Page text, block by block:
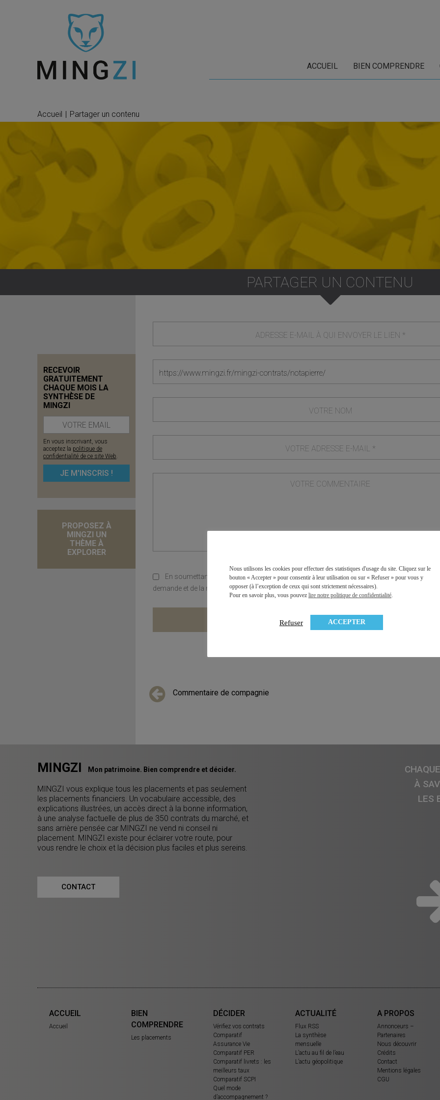
ACCUEIL BIEN COMPRENDRE
Accueil | Partager un contenu
PARTAGER UN CONTENU
En soumettant ce formulaire, j'accepte que les informations saisies soient exploitées
demande et de la relation commerciale qui peut en découler.Politique de confidentialité de ce
Commentaire de compagnie
RECEVOIR
GRATUITEMENT
CHAQUE MOIS LA
SYNTHÈSE DE
MINGZI
En vous inscrivant, vous
acceptez la politique de
confidentialité de ce site Web.
PROPOSEZ À
MINGZI UN
THÈME À
EXPLORER
MINGZI Mon patrimoine. Bien comprendre et décider.
MINGZI vous explique tous les placements et pas seulement
les placements financiers. Un vocabulaire accessible, des
explications illustrées, un accès direct à la bonne information,
à une analyse factuelle de plus de 350 contrats du marché, et
sans arrière pensée car MINGZI ne vend ni conseil ni
placement. MINGZI existe pour éclairer votre route, pour
vous rendre le choix et la décision plus faciles et plus sereins.
À
LES
CONTACT
ACCUEIL
Accueil
BIEN
COMPRENDRE
Les placements
DÉCIDER
Vérifiez vos contrats
Comparatif
Assurance Vie
Comparatif PER
Comparatif livrets : les
meilleurs taux
Comparatif SCPI
Quel mode
d’accompagnement ?
ACTUALITÉ
Flux RSS
La synthèse
mensuelle
L’actu au fil de l’eau
L’actu géopolitique
A PROPOS
Annonceurs –
Partenaires
Nous découvrir
Crédits
Contact
Mentions légales
CGU
Nous utilisons les cookies pour effectuer des statistiques d'usage du site. Cliquez sur le
bouton « Accepter » pour consentir à leur utilisation ou sur « Refuser » pour vous y
opposer (à l’exception de ceux qui sont strictement nécessaires).
Pour en savoir plus, vous pouvez lire notre politique de confidentialité.
Refuser ACCEPTER